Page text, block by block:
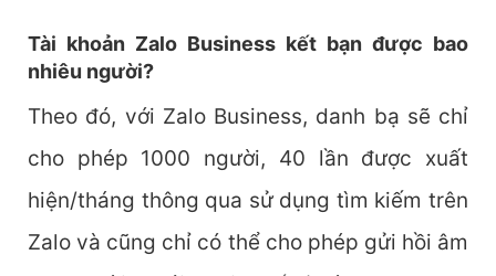
Tài khoản Zalo Business kết bạn được bao
nhiêu người?
Theo đó, với Zalo Business, danh bạ sẽ chỉ
cho phép 1000 người, 40 lần được xuất
hiện/tháng thông qua sử dụng tìm kiếm trên
Zalo và cũng chỉ có thể cho phép gửi hồi âm